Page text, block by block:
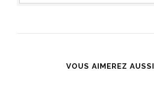
VOUS AIMEREZ AUSSI